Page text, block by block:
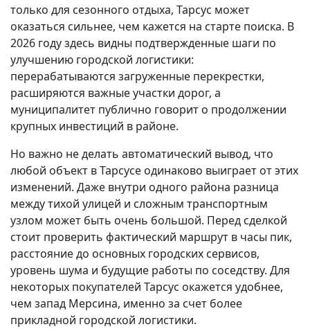
только для сезонного отдыха, Тарсус может
оказаться сильнее, чем кажется на старте поиска. В
2026 году здесь видны подтвержденные шаги по
улучшению городской логистики:
перерабатываются загруженные перекрестки,
расширяются важные участки дорог, а
муниципалитет публично говорит о продолжении
крупных инвестиций в районе.
Но важно не делать автоматический вывод, что
любой объект в Тарсусе одинаково выиграет от этих
изменений. Даже внутри одного района разница
между тихой улицей и сложным транспортным
узлом может быть очень большой. Перед сделкой
стоит проверить фактический маршрут в часы пик,
расстояние до основных городских сервисов,
уровень шума и будущие работы по соседству. Для
некоторых покупателей Тарсус окажется удобнее,
чем запад Мерсина, именно за счет более
прикладной городской логистики.